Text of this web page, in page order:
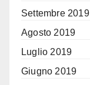
Settembre 2019
Agosto 2019
Luglio 2019
Giugno 2019